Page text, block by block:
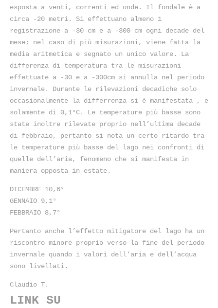
esposta a venti, correnti ed onde. Il fondale è a
circa -20 metri. Si effettuano almeno 1
registrazione a -30 cm e a -300 cm ogni decade del
mese; nel caso di più misurazioni, viene fatta la
media aritmetica e segnato un unico valore. La
differenza di temperatura tra le misurazioni
effettuate a -30 e a -300cm si annulla nel periodo
invernale. Durante le rilevazioni decadiche solo
occasionalmente la differrenza si è manifestata , e
solamente di 0,1°C. Le temperature più basse sono
state inoltre rilevate proprio nell’ultima decade
di febbraio, pertanto si nota un certo ritardo tra
le temperature più basse del lago nei confronti di
quelle dell’aria, fenomeno che si manifesta in
maniera opposta in estate.
DICEMBRE 10,6°
GENNAIO 9,1°
FEBBRAIO 8,7°
Pertanto anche l’effetto mitigatore del lago ha un
riscontro minore proprio verso la fine del periodo
invernale quando i valori dell’aria e dell’acqua
sono livellati.
Claudio T.
LINK SU